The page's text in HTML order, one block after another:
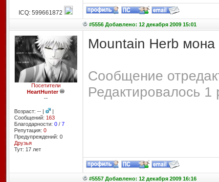
ICQ: 599661872
#5556 Добавлено: 12 декабря 2009 15:01
Посетители
HeartHunter
--
Возраст: -- |
|
Сообщений: 163
Благодарности: 0/ 7
Репутация: 0
Предупреждений: 0
Друзья
Тут: 17 лет
Mountain Herb
Сообщение
Редактировалось 1
#5557 Добавлено: 12 декабря 2009 16:16